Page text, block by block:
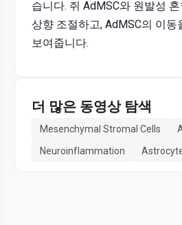
습니다. 쥐 AdMSC와 원발성
상향 조절하고, AdMSC의 이
보여줍니다.
더 많은 동영상 탐색
Mesenchymal Stromal Cells
Neuroinflammation